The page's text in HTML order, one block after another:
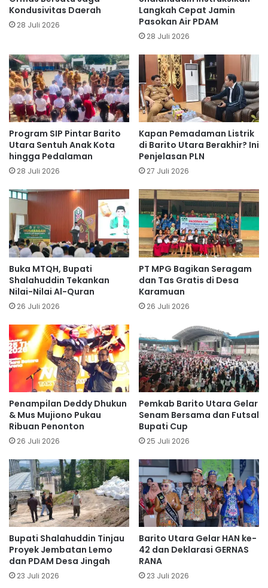
Kondusivitas Daerah
28 Juli 2026
Langkah Cepat Jamin
Pasokan Air PDAM
28 Juli 2026
Program SIP Pintar Barito
Utara Sentuh Anak Kota
hingga Pedalaman
28 Juli 2026
Kapan Pemadaman Listrik
di Barito Utara Berakhir? Ini
Penjelasan PLN
27 Juli 2026
Buka MTQH, Bupati
Shalahuddin Tekankan
Nilai-Nilai Al-Quran
26 Juli 2026
PT MPG Bagikan Seragam
dan Tas Gratis di Desa
Karamuan
26 Juli 2026
Penampilan Deddy Dhukun
& Mus Mujiono Pukau
Ribuan Penonton
26 Juli 2026
Pemkab Barito Utara Gelar
Senam Bersama dan Futsal
Bupati Cup
25 Juli 2026
Bupati Shalahuddin Tinjau
Proyek Jembatan Lemo
dan PDAM Desa Jingah
23 Juli 2026
Barito Utara Gelar HAN ke-
42 dan Deklarasi GERNAS
RANA
23 Juli 2026